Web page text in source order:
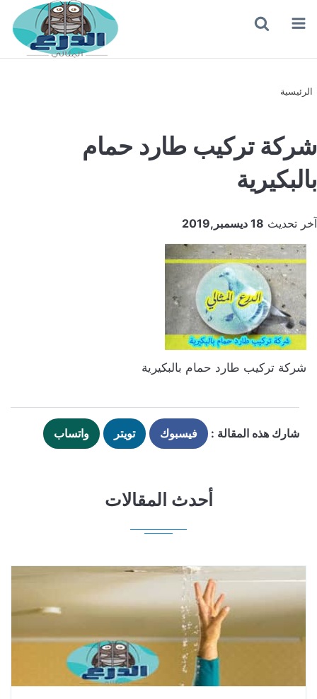
القائمة
الرئيسية
شركة تركيب طارد حمام
بالبكيرية
آخر تحديث 18 ديسمبر,2019
شركة تركيب طارد حمام بالبكيرية
شارك هذه المقالة : فيسبوك تويتر واتساب
أحدث المقالات